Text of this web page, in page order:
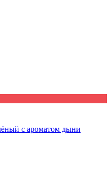
с ароматом дыни